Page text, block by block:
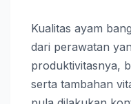
Kualitas ayam
dari perawatan
produktivitasnya,
serta tambahan